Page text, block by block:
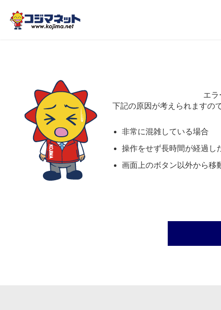
エ
下記の原因が考えられますの
非常に混雑している場合
操作をせず長時間が経過し
画面上のボタン以外から移